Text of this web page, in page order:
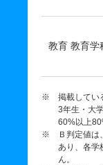
教育 教育学
※ 掲載してい
3年生・大
60%以上
※ Ｂ判定値は
あり、各学
ん。